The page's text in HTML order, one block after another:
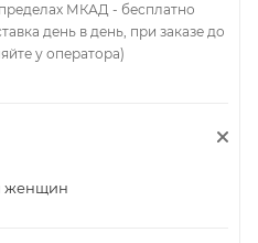
МКАД - бесплатно
день в день, при заказе до
у оператора)
женщин